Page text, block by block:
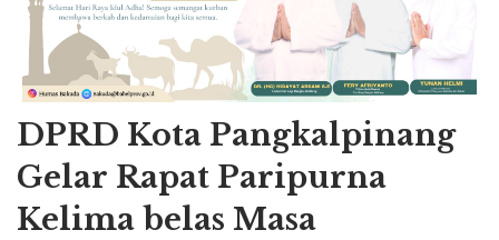
DPRD Kota Pangkalpinang
Gelar Rapat Paripurna
Kelima belas Masa